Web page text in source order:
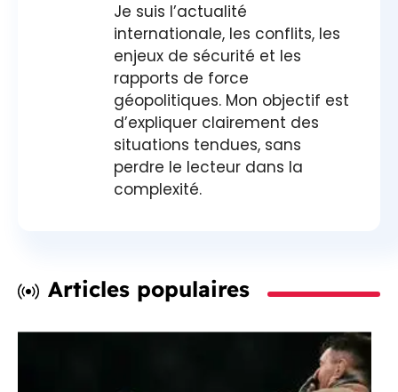
Je suis l’actualité
internationale, les conflits, les
enjeux de sécurité et les
rapports de force
géopolitiques. Mon objectif est
d’expliquer clairement des
situations tendues, sans
perdre le lecteur dans la
complexité.
Articles populaires